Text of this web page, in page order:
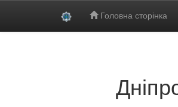
Головна сторінка